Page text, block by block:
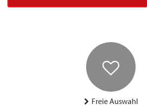
Freie Auswahl